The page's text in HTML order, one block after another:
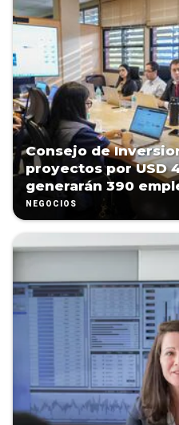
Consejo de
proyectos por USD
generarán 390
NEGOCIOS